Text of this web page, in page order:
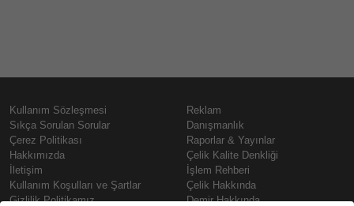
Kullanım Sözleşmesi
Sıkça Sorulan Sorular
Çerez Politikası
Hakkımızda
İletişim
Kullanım Koşulları ve Şartlar
Gizlilik Politikamız
Reklam
Danışmanlık
Raporlar & Yayınlar
Çelik Kalite Denkliği
İşlem Rehberi
Çelik Hakkında
Demir Hakkında